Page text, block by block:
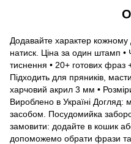
Додавайте характер кожному
натиск. Ціна за один штамп •
тиснення • 20+ готових фраз
Підходить для пряників,
харчовий акрил 3 мм •
Вироблено в Україні
засобом. Посудомийка
замовити: додайте в кошик
допоможемо обрати фрази та